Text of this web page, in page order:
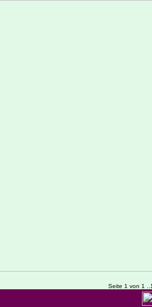
Seite 1 von 1